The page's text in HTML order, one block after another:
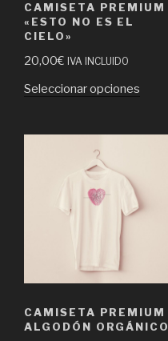
CAMISETA PREMIUM
«ESTO NO ES EL
CIELO»
20,00€ IVA INCLUIDO
Seleccionar opciones
CAMISETA PREMIUM
ALGODÓN ORGÁNICO